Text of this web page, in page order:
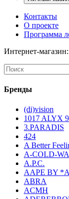
Контакты
О проекте
Программа
Интернет-магазин:
Бренды
(di)vision
1017 ALYX
3.PARADIS
424
A Better
A-COLD-
A.P.C.
AAPE BY
ABRA
ACMH